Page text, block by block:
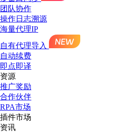
团队协作
操作日志溯源
海量代理IP
自有代理导入
自动续费
即点即译
资源
推广奖励
合作伙伴
RPA市场
插件市场
资讯